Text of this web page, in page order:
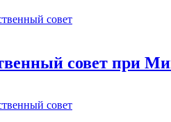
совет
совет при
совет